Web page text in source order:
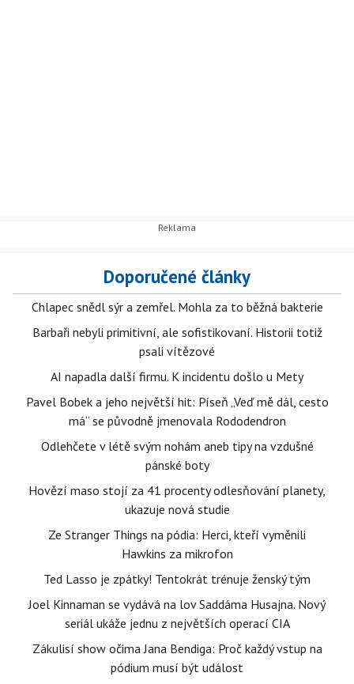
Doporučené články
Chlapec snědl sýr a zemřel. Mohla za to běžná bakterie
Barbaři nebyli primitivní, ale sofistikovaní. Historii totiž
psali vítězové
AI napadla další firmu. K incidentu došlo u Mety
Pavel Bobek a jeho největší hit: Píseň „Veď mě dál, cesto
má“ se původně jmenovala Rododendron
Odlehčete v létě svým nohám aneb tipy na vzdušné
pánské boty
Hovězí maso stojí za 41 procenty odlesňování planety,
ukazuje nová studie
Ze Stranger Things na pódia: Herci, kteří vyměnili
Hawkins za mikrofon
Ted Lasso je zpátky! Tentokrát trénuje ženský tým
Joel Kinnaman se vydává na lov Saddáma Husajna. Nový
seriál ukáže jednu z největších operací CIA
Zákulisí show očima Jana Bendiga: Proč každý vstup na
pódium musí být událost